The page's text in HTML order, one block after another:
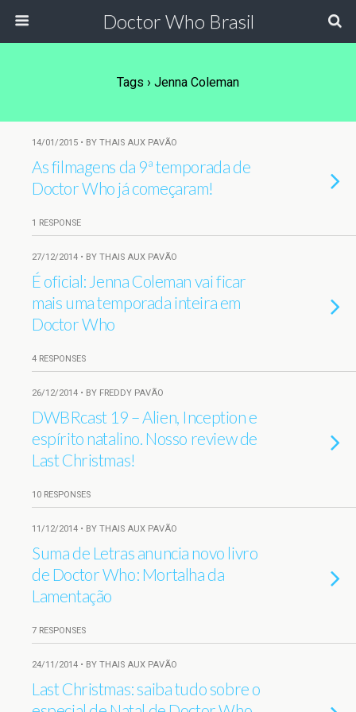
Doctor Who Brasil
Tags › Jenna Coleman
14/01/2015 • BY THAIS AUX PAVÃO
As filmagens da 9ª temporada de
Doctor Who já começaram!
1 RESPONSE
27/12/2014 • BY THAIS AUX PAVÃO
É oficial: Jenna Coleman vai ficar
mais uma temporada inteira em
Doctor Who
4 RESPONSES
26/12/2014 • BY FREDDY PAVÃO
DWBRcast 19 – Alien, Inception e
espírito natalino. Nosso review de
Last Christmas!
10 RESPONSES
11/12/2014 • BY THAIS AUX PAVÃO
Suma de Letras anuncia novo livro
de Doctor Who: Mortalha da
Lamentação
7 RESPONSES
24/11/2014 • BY THAIS AUX PAVÃO
Last Christmas: saiba tudo sobre o